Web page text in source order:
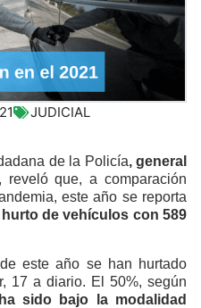
JUDICIAL
de la Policía, general
reveló que, a comparación
este año se reporta
hurto de vehículos con 589
este año se han hurtado
17 a diario. El 50%, según
ha sido bajo la modalidad